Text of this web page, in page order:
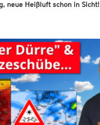
neue Heißluft schon in Sicht!